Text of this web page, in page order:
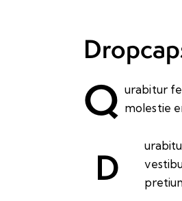
Q urabitur
molestie
D